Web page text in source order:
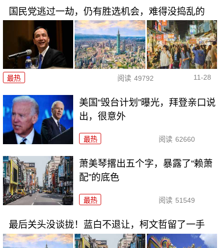
国民党逃过一劫，仍有胜选机会，难得没捣乱的
最热 阅读 49792 11-28
美国“毁台计划”曝光，拜登亲口说
出，很意外
最热 阅读 62660
萧美琴撂出五个字，暴露了“赖萧
配”的底色
最热 阅读 51549
最后关头没谈拢！蓝白不退让，柯文哲留了一手